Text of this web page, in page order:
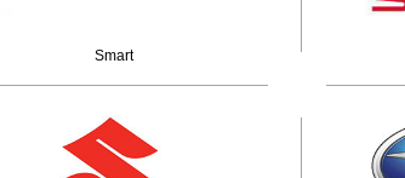
Smart